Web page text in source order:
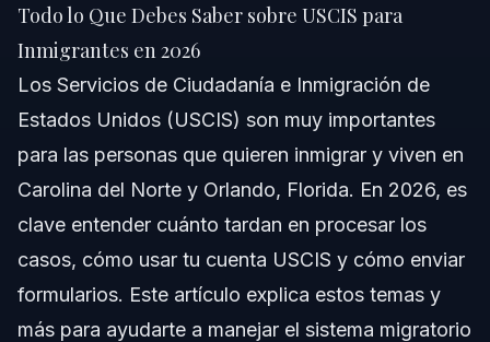
Respuesta Rápida
Comprendiendo USCIS y su Función
Paso a Paso: Cómo Usar tu Cuenta USCIS
Lista de Documentos para Presentar en USCIS
Tiempos de Procesamiento de USCIS y Qué
Esperar
Errores Comunes de USCIS que Debes Evitar
Todo lo Que Debes Saber sobre USCIS para
Inmigrantes en 2026
Los Servicios de Ciudadanía e Inmigración de
Estados Unidos (USCIS) son muy importantes
para las personas que quieren inmigrar y viven en
Carolina del Norte y Orlando, Florida. En 2026, es
clave entender cuánto tardan en procesar los
casos, cómo usar tu cuenta USCIS y cómo enviar
formularios. Este artículo explica estos temas y
más para ayudarte a manejar el sistema migratorio